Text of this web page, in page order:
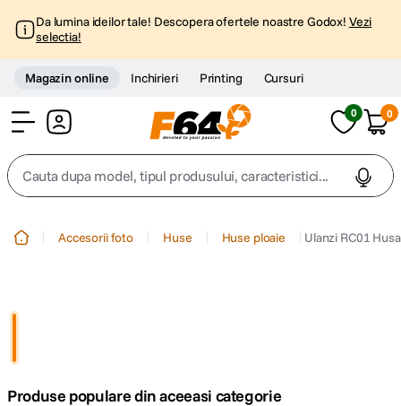
Da lumina ideilor tale! Descopera ofertele noastre Godox! Vezi
selectia!
Magazin online Inchirieri Printing Cursuri
0 0
Cauta dupa model, tipul produsului, caracteristici...
4. peak design
Accesorii foto Huse Huse ploaie Ulanzi RC01
Produse populare din aceeasi categorie